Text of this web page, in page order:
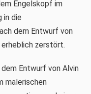
Engelskopf im
in die
dem Entwurf von
erheblich zerstört.
Entwurf von Alvin
malerischen